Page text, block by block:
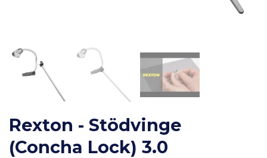
Rexton - Stödvinge
(Concha Lock) 3.0